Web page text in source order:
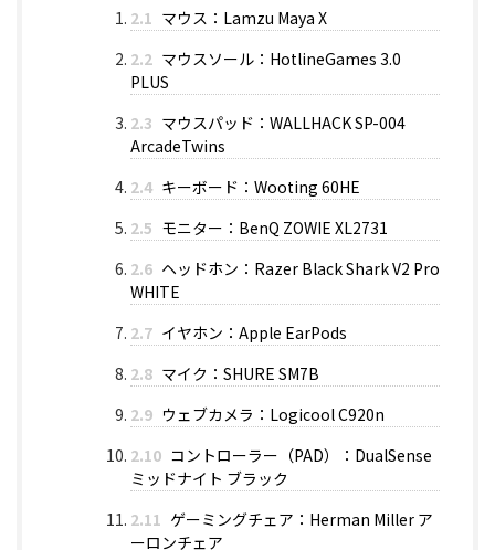
2.1 マウス：Lamzu Maya X
2.2 マウスソール：HotlineGames 3.0
PLUS
2.3 マウスパッド：WALLHACK SP-004
ArcadeTwins
2.4 キーボード：Wooting 60HE
2.5 モニター：BenQ ZOWIE XL2731
2.6 ヘッドホン：Razer Black Shark V2 Pro
WHITE
2.7 イヤホン：Apple EarPods
2.8 マイク：SHURE SM7B
2.9 ウェブカメラ：Logicool C920n
2.10 コントローラー（PAD）：DualSense
ミッドナイト ブラック
2.11 ゲーミングチェア：Herman Miller ア
ーロンチェア